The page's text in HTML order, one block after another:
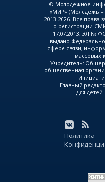
© Молодежное
«МИР» (Молодежь –
2013-2026. Все права
о регистрации
17.07.2013, ЭЛ № ФС
выдано
сфере связи,
массовых
Учредитель:
общественная
Главный
Для детей
Политика